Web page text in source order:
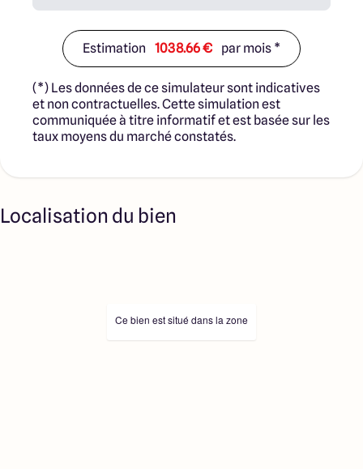
Estimation 1038.66 € par mois *
(*) Les données de ce simulateur sont indicatives
et non contractuelles. Cette simulation est
communiquée à titre informatif et est basée sur les
taux moyens du marché constatés.
Localisation du bien
Ce bien est situé dans la zone